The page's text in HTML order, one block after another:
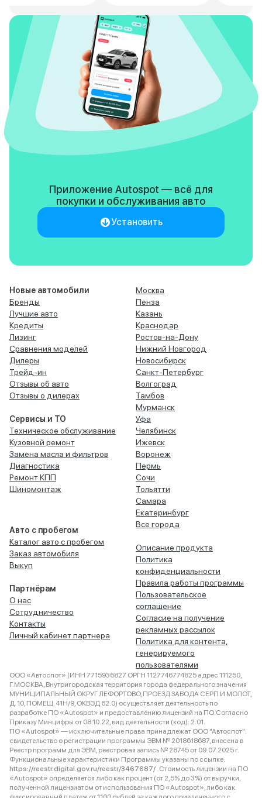
Приложение Autospot — всё для
покупки и обслуживания авто
Установить
Новые автомобили
Бренды
Лучшие авто
Кредиты
Лизинг
Сравнения моделей
Дилеры
Трейд-ин
Отзывы об авто
Отзывы о дилерах
Сервисы и ТО
Техническое обслуживание
Кузовной ремонт
Замена масла и фильтров
Диагностика
Ремонт КПП
Шиномонтаж
Авто с пробегом
Каталог авто с пробегом
Заказ автомобиля
Выкуп
Партнёрам
О нас
Сотрудничество
Контакты
Личный кабинет партнера
Москва
Пенза
Казань
Краснодар
Ростов-на-Дону
Нижний Новгород
Новосибирск
Санкт-Петербург
Волгоград
Тамбов
Мурманск
Уфа
Челябинск
Ижевск
Воронеж
Пермь
Сочи
Тольятти
Самара
Екатеринбург
Все города
Описание продукта
Политика
конфиденциальности
Правила работы программы
Пользовательское
соглашение
Согласие на получение
рекламных рассылок
Политика для контента,
генерируемого
пользователями
ООО «Автоспот» (ИНН 7715936827 ОРГН 1127746774825 адрес 111250,
Г.МОСКВА, Внутригородская территория города федерального значения
МУНИЦИПАЛЬНЫЙ ОКРУГ ЛЕФОРТОВО, ПРОЕЗД ЗАВОДА СЕРП И МОЛОТ,
Д. 10, ПОМЕЩ. 41Н/9, ОКВЭД 62.0) осуществляет деятельность по
разработке ПО «Autospot» и предоставлению лицензий на ПО. Согласно
Приказу Минцифры от 08.10.22, вид деятельности (код): 2.01.
ПО «Autospot» — исключительные права принадлежат ООО "Автоспот":
свидетельство о регистрации программы ЭВМ № 2018618687, внесена в
Реестр программ для ЭВМ, реестровая запись № 28745 от 09.07.2025 г.
Функциональные характеристики Программы указаны по ссылке:
https://reestr.digital.gov.ru/reestr/3467687/ . Стоимость лицензии на ПО
«Autospot» определяется либо как процент (от 2,5% до 3%) от выручки,
полученной лицензиатом от использования ПО «Autospot», либо как